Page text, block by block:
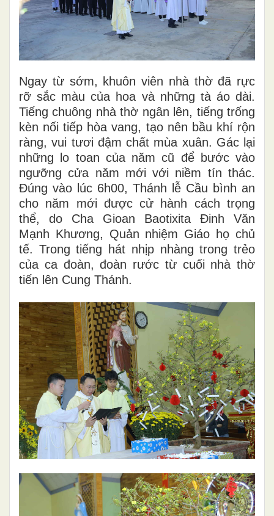
Ngay từ sớm, khuôn viên nhà thờ đã rực
rỡ sắc màu của hoa và những tà áo dài.
Tiếng chuông nhà thờ ngân lên, tiếng trống
kèn nối tiếp hòa vang, tạo nên bầu khí rộn
ràng, vui tươi đậm chất mùa xuân. Gác lại
những lo toan của năm cũ để bước vào
ngưỡng cửa năm mới với niềm tín thác.
Đúng vào lúc 6h00, Thánh lễ Cầu bình an
cho năm mới được cử hành cách trọng
thể, do Cha Gioan Baotixita Đinh Văn
Mạnh Khương, Quản nhiệm Giáo họ chủ
tế. Trong tiếng hát nhịp nhàng trong trẻo
của ca đoàn, đoàn rước từ cuối nhà thờ
tiến lên Cung Thánh.